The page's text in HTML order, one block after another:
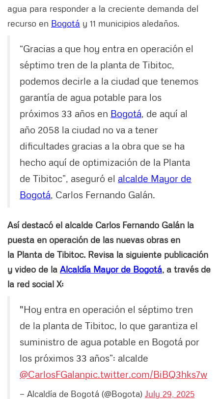
agua para responder a la creciente demanda del
recurso en Bogotá y 11 municipios aledaños.
“Gracias a que hoy entra en operación el
séptimo tren de la planta de Tibitoc,
podemos decirle a la ciudad que tenemos
garantía de agua potable para los
próximos 33 años en Bogotá, de aquí al
año 2058 la ciudad no va a tener
dificultades gracias a la obra que se ha
hecho aquí de optimización de la Planta
de Tibitoc”, aseguró el alcalde Mayor de
Bogotá, Carlos Fernando Galán.
Así destacó el alcalde Carlos Fernando Galán la
puesta en operación de las nuevas obras en
la Planta de Tibitoc. Revisa la siguiente publicación
y video de la Alcaldía Mayor de Bogotá, a través de
la red social X:
"Hoy entra en operación el séptimo tren
de la planta de Tibitoc, lo que garantiza el
suministro de agua potable en Bogotá por
los próximos 33 años”: alcalde
@CarlosFGalanpic.twitter.com/BiBQ3hks7w
— Alcaldía de Bogotá (@Bogota) July 29, 2025